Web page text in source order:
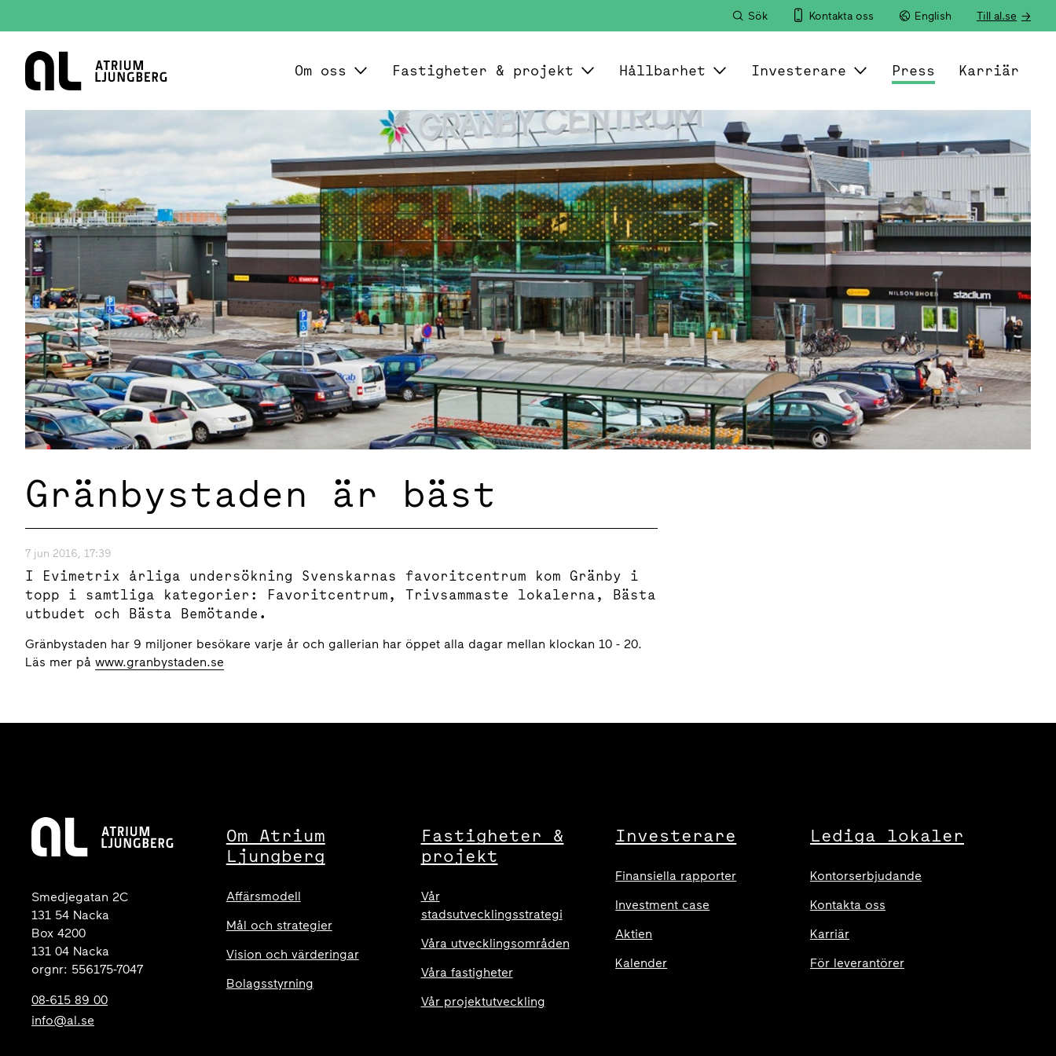
Sök Kontakta oss English Till al.se
Hem
Om oss Fastigheter & projekt Hållbarhet Investerare Press Karriär
Gränbystaden är bäst
7 jun 2016, 17:39
I Evimetrix årliga undersökning Svenskarnas favoritcentrum kom Gränby i
topp i samtliga kategorier: Favoritcentrum, Trivsammaste lokalerna, Bästa
utbudet och Bästa Bemötande.
Gränbystaden har 9 miljoner besökare varje år och gallerian har öppet alla dagar mellan klockan 10 - 20.
Läs mer på www.granbystaden.se
Smedjegatan 2C
131 54 Nacka
Box 4200
131 04 Nacka
orgnr: 556175-7047
08-615 89 00
info@al.se
Om Atrium
Ljungberg
Affärsmodell
Mål och strategier
Vision och värderingar
Bolagsstyrning
Fastigheter &
projekt
Vår
stadsutvecklingsstrategi
Våra utvecklingsområden
Våra fastigheter
Vår projektutveckling
Investerare
Finansiella rapporter
Investment case
Aktien
Kalender
Lediga lokaler
Kontorserbjudande
Kontakta oss
Karriär
För leverantörer